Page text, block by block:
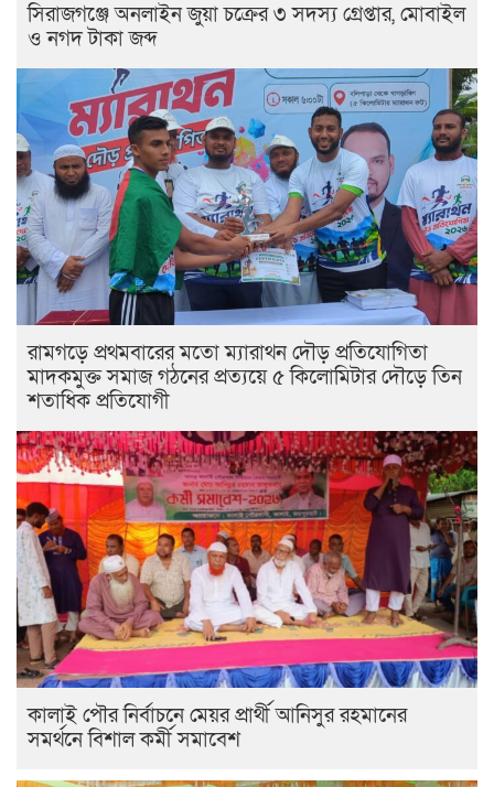
সিরাজগঞ্জে অনলাইন জুয়া চক্রের ৩ সদস্য গ্রেপ্তার, মোবাইল
ও নগদ টাকা জব্দ
রামগড়ে প্রথমবারের মতো ম্যারাথন দৌড় প্রতিযোগিতা
মাদকমুক্ত সমাজ গঠনের প্রত্যয়ে ৫ কিলোমিটার দৌড়ে তিন
শতাধিক প্রতিযোগী
কালাই পৌর নির্বাচনে মেয়র প্রার্থী আনিসুর রহমানের
সমর্থনে বিশাল কর্মী সমাবেশ